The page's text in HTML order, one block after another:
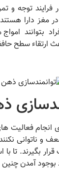
فرایند توجه و
مغز دارا
بتوانند
ارتقاء سطح
انجام فعالیت
و ناتوانی
قرار بگیرند.
بوجود آمدن